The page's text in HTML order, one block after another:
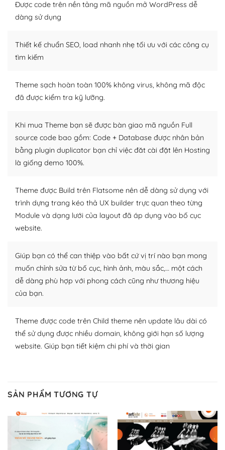
Dễ dàng tùy chỉnh trên WordPress
WordPress là nơi lưu trữ cho một diễn đàn cộng đồng
người cuồng tín WordPress.
Nếu bạn gặp khó khăn, bạn có thể lên mạng và tìm
lời, giải đáp vấn đề của bạn.
Cộng đồng sử dụng WordPress sẵn sàng hỗ trợ bạn
– Đa dạng plugin và themes
Plugin mở rộng là thành phần cài đặt thêm vào
WordPress để tăng thêm các tính năng cần thiết. Có
nhiều plugin trả phí hoặc miễn phí.
Nhờ lượng người dùng đông đảo, thư viện themes và
thích chọn lựa plugin và themes phù hợp cho mục đích
lập website của mình.
WordPress đa dạng plugin và themes
Với mọi Hosting bất kỳ thì WordPress đều có thể dễ
dàng thiết lập vì thực tế nó đã cung cấp khoảng 60%
trang web WordPress của bạn.
Dễ dàng lựa chọn Hosting cho website WordPress
– Bảo mật cực tốt
Được code trên nền tảng mã nguồn mở WordPress dễ
dàng sử dụng
Thiết kế chuẩn SEO, load nhanh nhẹ tối ưu với các công cụ
tìm kiếm
Theme sạch hoàn toàn 100% không virus, không mã độc
đã được kiểm tra kỹ lưỡng.
Khi mua Theme bạn sẽ được bàn giao mã nguồn Full
source code bao gồm: Code + Database được nhân bản
bằng plugin duplicator bạn chỉ việc đăt cài đặt lên Hosting
là giống demo 100%.
Theme được Build trên Flatsome nên dễ dàng sử dụng với
trình dựng trang kéo thả UX builder trực quan theo từng
Module và dạng lưới của layout đã áp dụng vào bố cục
website.
Giúp bạn có thể can thiệp vào bất cứ vị trí nào bạn mong
muốn chỉnh sửa từ bố cục, hình ảnh, màu sắc,… một cách
dễ dàng phù hợp với phong cách cũng như thương hiệu
của bạn.
Theme được code trên Child theme nên update lâu dài có
thể sử dụng được nhiều domain, không giới hạn số lượng
website. Giúp bạn tiết kiệm chi phí và thời gian
SẢN PHẨM TƯƠNG TỰ